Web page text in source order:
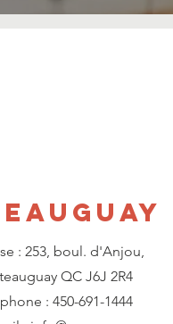
: 253, boul. d'Anjou,
QC J6J 2R4
: 450-691-1444